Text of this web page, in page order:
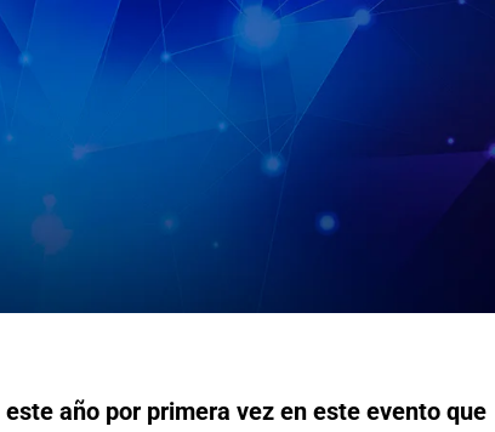
este año por primera vez en este evento que